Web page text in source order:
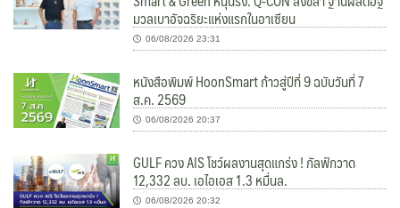
มวลเบาอัจฉริยะแห่งแรกในอาเซียน
06/08/2026 23:31
หนังสือพิมพ์ HoonSmart ก้าวสู่ปีที่ 9 ฉบับวันที่ 7
ส.ค. 2569
06/08/2026 20:37
GULF ควง AIS โชว์ผลงานสุดแกร่ง ! กัลฟ์กวาด
12,332 ลบ. เอไอเอส 1.3 หมื่นล.
06/08/2026 20:32